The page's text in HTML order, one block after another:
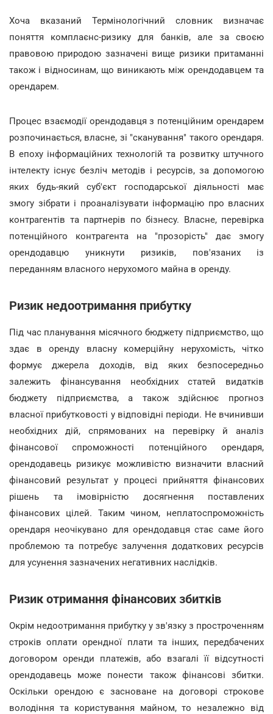
Хоча вказаний Термінологічний словник визначає
поняття комплаєнс-ризику для банків, але за своєю
правовою природою зазначені вище ризики притаманні
також і відносинам, що виникають між орендодавцем та
орендарем.
Процес взаємодії орендодавця з потенційним орендарем
розпочинається, власне, зі "сканування" такого орендаря.
В епоху інформаційних технологій та розвитку штучного
інтелекту існує безліч методів і ресурсів, за допомогою
яких будь-який суб'єкт господарської діяльності має
змогу зібрати і проаналізувати інформацію про власних
контрагентів та партнерів по бізнесу. Власне, перевірка
потенційного контрагента на "прозорість" дає змогу
орендодавцю уникнути ризиків, пов'язаних із
переданням власного нерухомого майна в оренду.
Ризик недоотримання прибутку
Під час планування місячного бюджету підприємство, що
здає в оренду власну комерційну нерухомість, чітко
формує джерела доходів, від яких безпосередньо
залежить фінансування необхідних статей видатків
бюджету підприємства, а також здійснює прогноз
власної прибутковості у відповідні періоди. Не вчинивши
необхідних дій, спрямованих на перевірку й аналіз
фінансової спроможності потенційного орендаря,
орендодавець ризикує можливістю визначити власний
фінансовий результат у процесі прийняття фінансових
рішень та імовірністю досягнення поставлених
фінансових цілей. Таким чином, неплатоспроможність
орендаря неочікувано для орендодавця стає саме його
проблемою та потребує залучення додаткових ресурсів
для усунення зазначених негативних наслідків.
Ризик отримання фінансових збитків
Окрім недоотримання прибутку у зв'язку з простроченням
строків оплати орендної плати та інших, передбачених
договором оренди платежів, або взагалі її відсутності
орендодавець може понести також фінансові збитки.
Оскільки орендою є засноване на договорі строкове
володіння та користування майном, то незалежно від